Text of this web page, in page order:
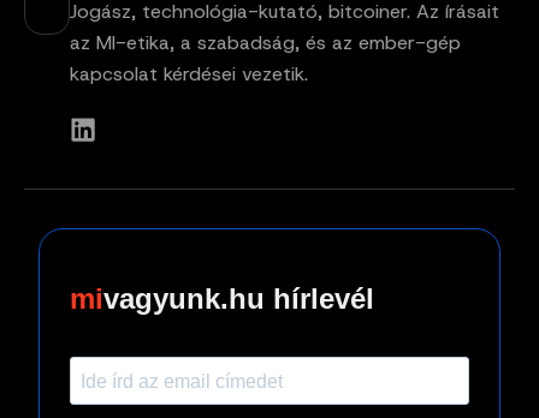
Jogász, technológia-kutató, bitcoiner. Az írásait
az MI-etika, a szabadság, és az ember-gép
kapcsolat kérdései vezetik.
vagyunk.hu hírlevél